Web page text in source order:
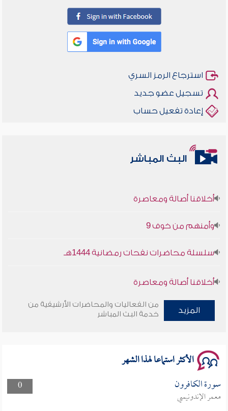
استرجاع الرمز السري
تسجيل عضو جديد
إعادة تفعيل حساب
البث المباشر
أخلاقنا أصالة ومعاصرة
وأمنهم من خوف 9
سلسلة محاضرات نفحات رمضانية 1444هـ
أخلاقنا أصالة ومعاصرة
وأمنهم من خوف 9
المزيد
من الفعاليات والمحاضرات الأرشيفية من
خدمة البث المباشر
الأكثر استماعا لهذا الشهر
0 سورة الكافرون
معمر الإندونيسي